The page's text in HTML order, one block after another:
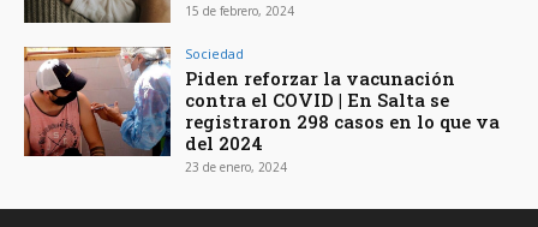
15 de febrero, 2024
Sociedad
Piden reforzar la vacunación
contra el COVID | En Salta se
registraron 298 casos en lo que va
del 2024
23 de enero, 2024